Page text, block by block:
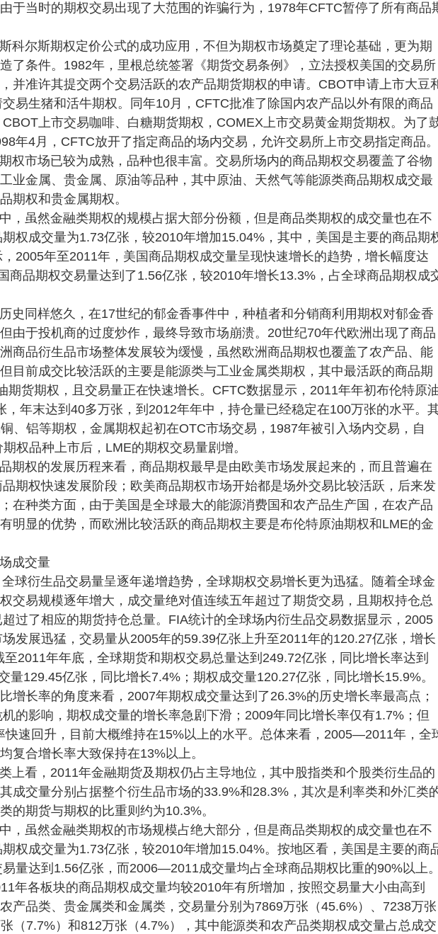
于当时的期权交易出现了大范围的诈骗行为，1978年CFTC暂停了所有商品
科尔斯期权定价公式的成功应用，不但为期权市场奠定了理论基础，更为期
了条件。1982年，里根总统签署《期货交易条例》，立法授权美国的交易所
并准许其提交两个交易活跃的农产品期货期权的申请。CBOT申请上市大豆
易生猪和活牛期权。同年10月，CFTC批准了除国内农产品以外有限的商品
上市交易咖啡、白糖期货期权，COMEX上市交易黄金期货期权。为了
年4月，CFTC放开了指定商品的场内交易，允许交易所上市交易指定商品。
权市场已较为成熟，品种也很丰富。交易所场内的商品期权交易覆盖了谷物
业金属、贵金属、原油等品种，其中原油、天然气等能源类商品期权成交最
期权和贵金属期权。
，虽然金融类期权的规模占据大部分份额，但是商品类期权的成交量也在不
权成交量为1.73亿张，较2010年增加15.04%，其中，美国是主要的商品期
2005年至2011年，美国商品期权成交量呈现快速增长的趋势，增长幅度达
商品期权交易量达到了1.56亿张，较2010年增长13.3%，占全球商品期权成
史同样悠久，在17世纪的郁金香事件中，种植者和分销商利用期权对郁金香
由于投机商的过度炒作，最终导致市场崩溃。20世纪70年代欧洲出现了商品
商品衍生品市场整体发展较为缓慢，虽然欧洲商品期权也覆盖了农产品、能
目前成交比较活跃的主要是能源类与工业金属类期权，其中最活跃的商品期
期货期权，且交易量正在快速增长。CFTC数据显示，2011年年初布伦特原
，年末达到40多万张，到2012年年中，持仓量已经稳定在100万张的水平。
、铝等期权，金属期权起初在OTC市场交易，1987年被引入场内交易，自
权品种上市后，LME的期权交易量剧增。
期权的发展历程来看，商品期权最早是由欧美市场发展起来的，而且普遍在
期权快速发展阶段；欧美商品期权市场开始都是场外交易比较活跃，后来发
在种类方面，由于美国是全球最大的能源消费国和农产品生产国，在农产品
明显的优势，而欧洲比较活跃的商品期权主要是布伦特原油期权和LME的金
成交量
球衍生品交易量呈逐年递增趋势，全球期权交易增长更为迅猛。随着全球金
交易规模逐年增大，成交量绝对值连续五年超过了期货交易，且期权持仓总
过了相应的期货持仓总量。FIA统计的全球场内衍生品交易数据显示，2005
发展迅猛，交易量从2005年的59.39亿张上升至2011年的120.27亿张，增长
2011年年底，全球期货和期权交易总量达到249.72亿张，同比增长率达到
量129.45亿张，同比增长7.4%；期权成交量120.27亿张，同比增长15.9%。
增长率的角度来看，2007年期权成交量达到了26.3%的历史增长率最高点；
的影响，期权成交量的增长率急剧下滑；2009年同比增长率仅有1.7%；但
快速回升，目前大概维持在15%以上的水平。总体来看，2005—2011年，全
复合增长率大致保持在13%以上。
上看，2011年金融期货及期权仍占主导地位，其中股指类和个股类衍生品的
成交量分别占据整个衍生品市场的33.9%和28.3%，其次是利率类和外汇类
的期货与期权的比重则约为10.3%。
，虽然金融类期权的市场规模占绝大部分，但是商品类期权的成交量也在不
权成交量为1.73亿张，较2010年增加15.04%。按地区看，美国是主要的商
量达到1.56亿张，而2006—2011成交量均占全球商品期权比重的90%以上。
年各板块的商品期权成交量均较2010年有所增加，按照交易量大小由高到
产品类、贵金属类和金属类，交易量分别为7869万张（45.6%）、7238万张
张（7.7%）和812万张（4.7%），其中能源类和农产品类期权成交量占总成交